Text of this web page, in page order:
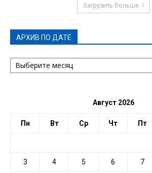
Загрузить больше
АРХИВ ПО ДАТЕ
АРХИВ
ПО
Август 2026
Пн Вт Ср Чт Пт
3 4 5 6 7